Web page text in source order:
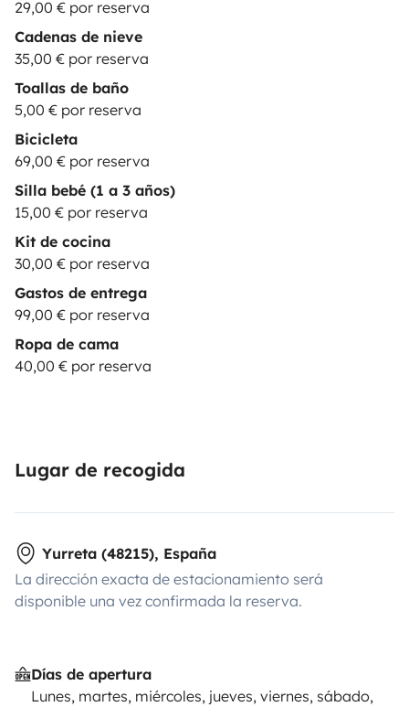
respecto a los pagos o cancelación hay que dirigirla a
Yescapa. El chat lo gestionamos la empresa de alquiler
de autocaravanas y campers.
el anuncio son orientativas. Puede haber variaciones
en la configuración del vehículo, siempre respetando el
número de plazas y la distribución.
29,00 € por reserva
Cadenas de nieve
35,00 € por reserva
Toallas de baño
5,00 € por reserva
Bicicleta
69,00 € por reserva
Silla bebé (1 a 3 años)
15,00 € por reserva
Kit de cocina
30,00 € por reserva
Gastos de entrega
99,00 € por reserva
Ropa de cama
40,00 € por reserva
Lugar de recogida
Yurreta (48215), España
La dirección exacta de estacionamiento será
disponible una vez confirmada la reserva.
Días de apertura
Lunes, martes, miércoles, jueves, viernes, sábado,